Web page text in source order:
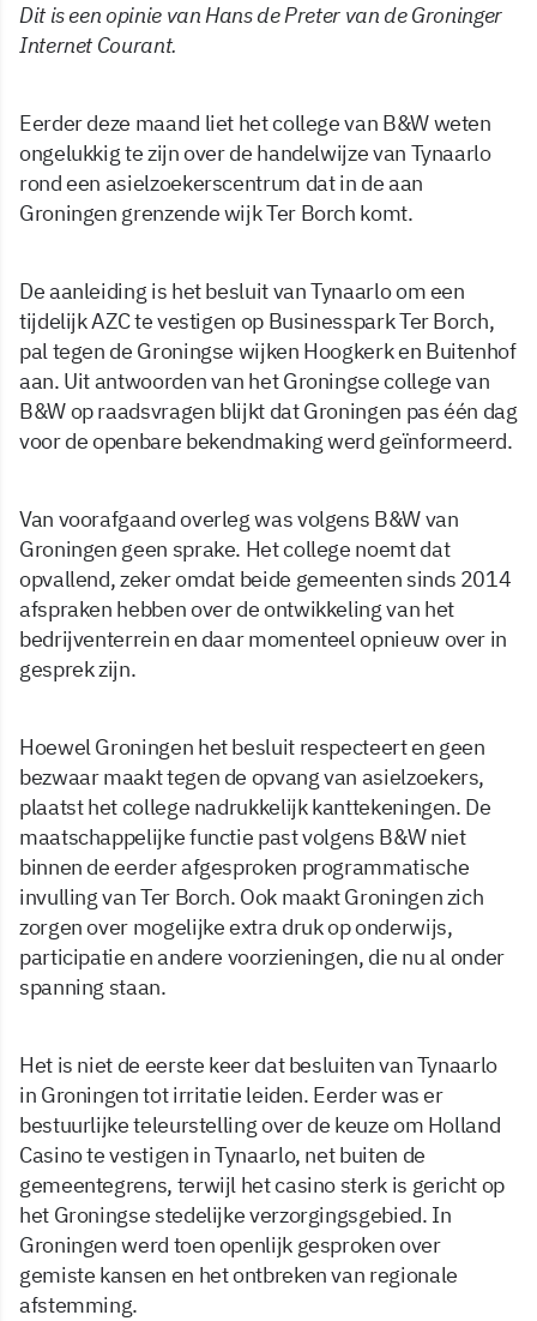
Dit is een opinie van Hans de Preter van de Groninger
Internet Courant.
Eerder deze maand liet het college van B&W weten
ongelukkig te zijn over de handelwijze van Tynaarlo
rond een asielzoekerscentrum dat in de aan
Groningen grenzende wijk Ter Borch komt.
De aanleiding is het besluit van Tynaarlo om een
tijdelijk AZC te vestigen op Businesspark Ter Borch,
pal tegen de Groningse wijken Hoogkerk en Buitenhof
aan. Uit antwoorden van het Groningse college van
B&W op raadsvragen blijkt dat Groningen pas één dag
voor de openbare bekendmaking werd geïnformeerd.
Van voorafgaand overleg was volgens B&W van
Groningen geen sprake. Het college noemt dat
opvallend, zeker omdat beide gemeenten sinds 2014
afspraken hebben over de ontwikkeling van het
bedrijventerrein en daar momenteel opnieuw over in
gesprek zijn.
Hoewel Groningen het besluit respecteert en geen
bezwaar maakt tegen de opvang van asielzoekers,
plaatst het college nadrukkelijk kanttekeningen. De
maatschappelijke functie past volgens B&W niet
binnen de eerder afgesproken programmatische
invulling van Ter Borch. Ook maakt Groningen zich
zorgen over mogelijke extra druk op onderwijs,
participatie en andere voorzieningen, die nu al onder
spanning staan.
Het is niet de eerste keer dat besluiten van Tynaarlo
in Groningen tot irritatie leiden. Eerder was er
bestuurlijke teleurstelling over de keuze om Holland
Casino te vestigen in Tynaarlo, net buiten de
gemeentegrens, terwijl het casino sterk is gericht op
het Groningse stedelijke verzorgingsgebied. In
Groningen werd toen openlijk gesproken over
gemiste kansen en het ontbreken van regionale
afstemming.